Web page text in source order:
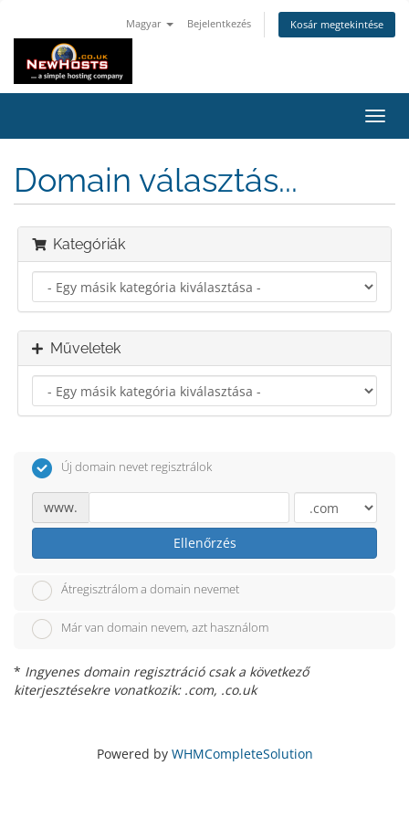
Magyar Bejelentkezés Kosár megtekintése
a
Domain választás...
Kategóriák
Műveletek
Új domain nevet regisztrálok
www.
Ellenőrzés
Átregisztrálom a domain nevemet
Már van domain nevem, azt használom
* Ingyenes domain regisztráció csak a következő
kiterjesztésekre vonatkozik: .com, .co.uk
Powered by WHMCompleteSolution